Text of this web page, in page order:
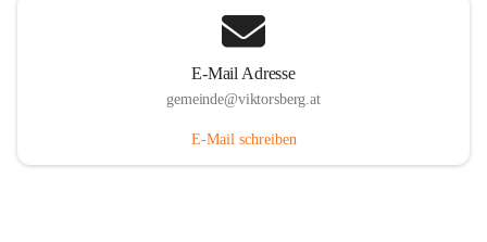
E-Mail Adresse
gemeinde@viktorsberg.at
E-Mail schreiben